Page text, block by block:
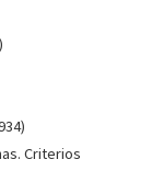
Criterios